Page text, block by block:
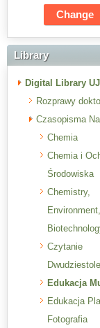
Library
Digital Library
Rozprawy
Czasopisma
Chemia
Chemia i
Środowiska
Chemistry,
Environment,
Czytanie
Edukacja
Edukacja
Fotografia